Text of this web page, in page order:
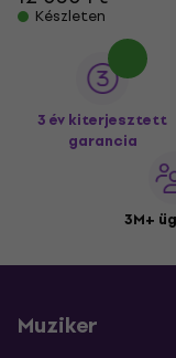
Készleten
3 év kiterjesztett
garancia
3M+
Muziker